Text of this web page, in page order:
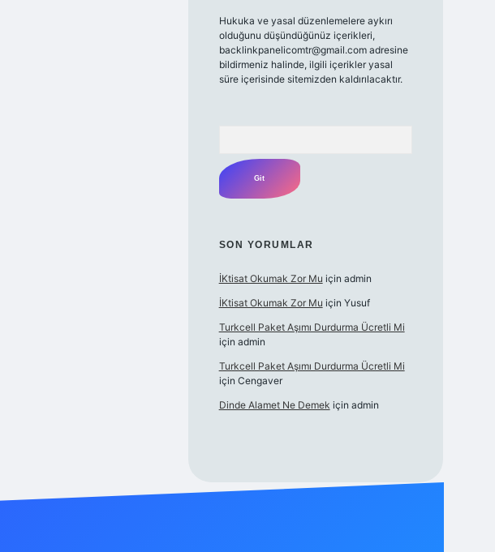
Hukuka ve yasal düzenlemelere aykırı
olduğunu düşündüğünüz içerikleri,
backlinkpanelicomtr@gmail.comadresine
bildirmeniz halinde, ilgili içerikler yasal
süre içerisinde sitemizden kaldırılacaktır.
SON YORUMLAR
İKtisat Okumak Zor Mu için admin
İKtisat Okumak Zor Mu için Yusuf
Turkcell Paket Aşımı Durdurma Ücretli Mi
için admin
Turkcell Paket Aşımı Durdurma Ücretli Mi
için Cengaver
Dinde Alamet Ne Demek için admin